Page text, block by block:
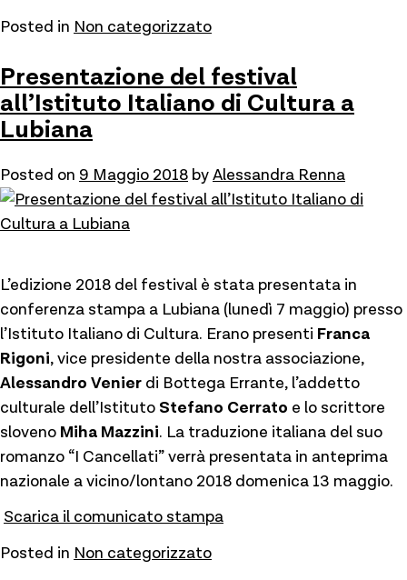
Posted in Non categorizzato
Presentazione del festival
all’Istituto Italiano di Cultura a
Lubiana
Posted on 9 Maggio 2018 byAlessandra Renna
L’edizione 2018 del festival è stata presentata in
conferenza stampa a Lubiana (lunedì 7 maggio) presso
l’Istituto Italiano di Cultura. Erano presenti Franca
Rigoni, vice presidente della nostra associazione,
Alessandro Venier di Bottega Errante, l’addetto
culturale dell’Istituto Stefano Cerrato e lo scrittore
sloveno Miha Mazzini. La traduzione italiana del suo
romanzo “I Cancellati” verrà presentata in anteprima
nazionale a vicino/lontano 2018 domenica 13 maggio.
Scarica il comunicato stampa
Posted in Non categorizzato